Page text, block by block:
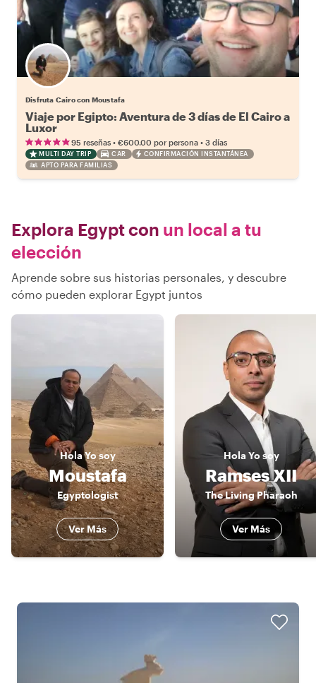
Disfruta Cairo con Moustafa
Viaje por Egipto: Aventura de 3 días de El Cairo a
Luxor
95 reseñas • €600.00 por persona • 3 días
MULTI DAY TRIP CAR
CONFIRMACIÓN INSTANTÁNEA
APTO PARA FAMILIAS
Explora Egypt con un local a tu
elección
Aprende sobre sus historias personales, y descubre
cómo pueden explorar Egypt juntos
Hola Yo soy
Moustafa
Egyptologist
Ver Más
Hola Yo soy
Ramses XII
The Living Pharaoh
Ver Más